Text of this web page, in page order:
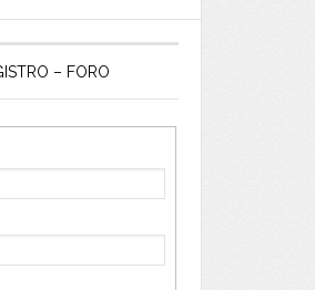
– FORO